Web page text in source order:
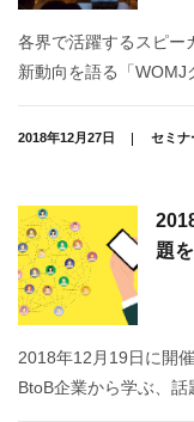
各界で活躍するスピー
新動向を語る「
2018年12月27日 セミナ
題
2018年12月19日に開
BtoB企業から学ぶ、